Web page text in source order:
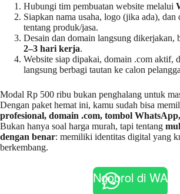
Hubungi tim pembuatan website melalui
Siapkan nama usaha, logo (jika ada), dan
tentang produk/jasa.
Desain dan domain langsung dikerjakan,
2–3 hari kerja.
Website siap dipakai, domain .com aktif,
langsung berbagi tautan ke calon
Modal Rp 500 ribu bukan penghalang untuk
Dengan paket hemat ini, kamu sudah bisa
profesional, domain .com, tombol
Bukan hanya soal harga murah, tapi tentang
dengan benar: memiliki identitas digital yang
berkembang.
Ngobrol di WA